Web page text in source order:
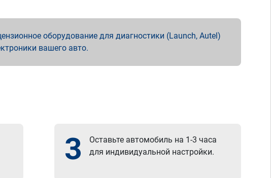
оборудование для диагностики (Launch, Autel)
вашего авто.
3
Оставьте автомобиль на 1-3 часа
для индивидуальной настройки.